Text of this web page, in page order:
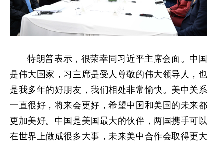
特朗普表示，很荣幸同习近平主席会面。中国
是伟大国家，习主席是受人尊敬的伟大领导人，也
是我多年的好朋友，我们相处非常愉快。美中关系
一直很好，将来会更好，希望中国和美国的未来都
更加美好。中国是美国最大的伙伴，两国携手可以
在世界上做成很多大事，未来美中合作会取得更大